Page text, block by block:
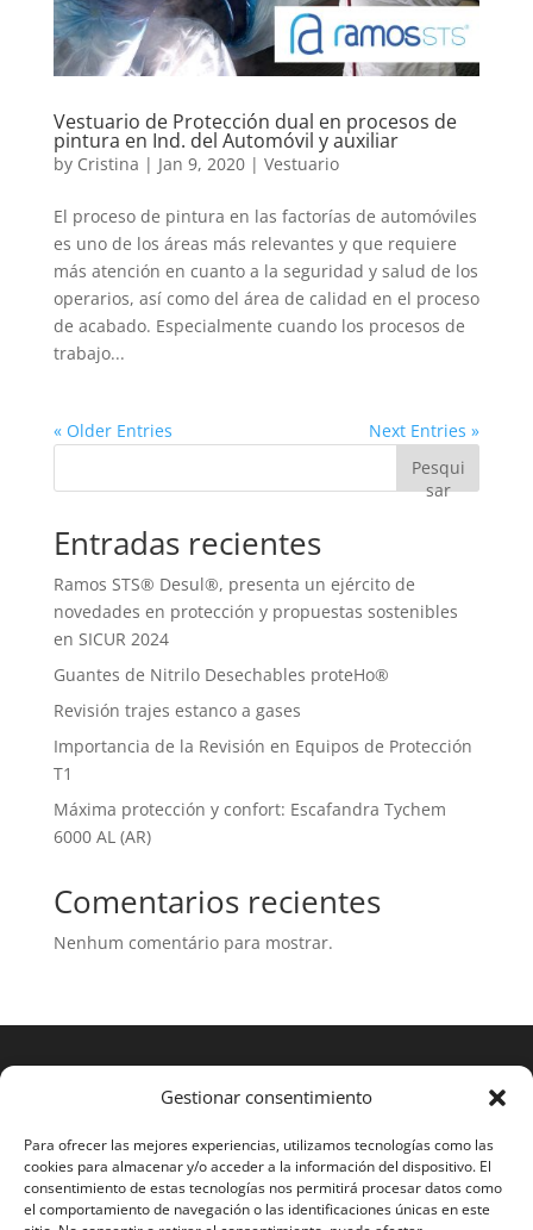
Gestionar consentimiento
Para ofrecer las mejores experiencias, utilizamos tecnologías como las
cookies para almacenar y/o acceder a la información del dispositivo. El
consentimiento de estas tecnologías nos permitirá procesar datos como
el comportamiento de navegación o las identificaciones únicas en este
Vestuario de Protección dual en procesos de
pintura en Ind. del Automóvil y auxiliar
by Cristina | Jan 9, 2020| Vestuario
El proceso de pintura en las factorías de automóviles
es uno de los áreas más relevantes y que requiere
más atención en cuanto a la seguridad y salud de los
operarios, así como del área de calidad en el proceso
de acabado. Especialmente cuando los procesos de
trabajo...
« Older Entries
Next Entries »
Pesqui
sar
Entradas recientes
Ramos STS® Desul®, presenta un ejército de
novedades en protección y propuestas sostenibles
en SICUR 2024
Guantes de Nitrilo Desechables proteHo®
Revisión trajes estanco a gases
Importancia de la Revisión en Equipos de Protección
T1
Máxima protección y confort: Escafandra Tychem
6000 AL (AR)
Comentarios recientes
Nenhum comentário para mostrar.